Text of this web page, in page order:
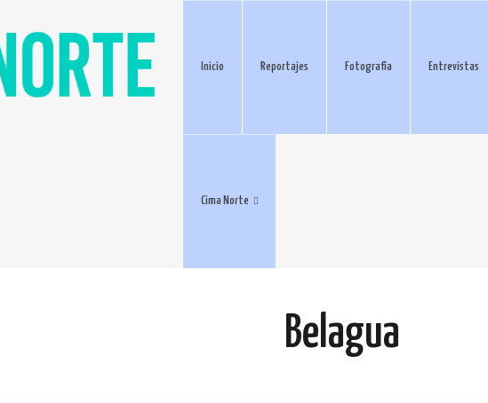
Inicio Reportajes Fotografía Entrevistas
Cima Norte
Belagua